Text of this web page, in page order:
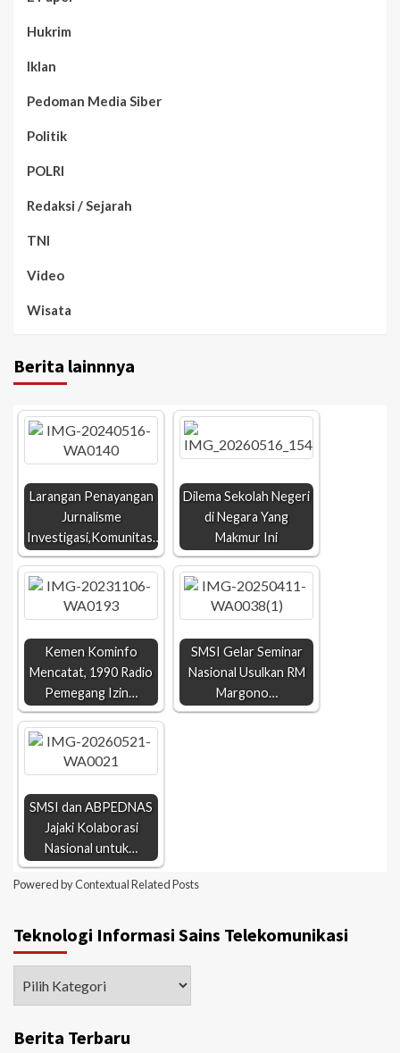
Hukrim
Iklan
Pedoman Media Siber
Politik
POLRI
Redaksi / Sejarah
TNI
Video
Wisata
Berita lainnnya
Larangan Penayangan
Jurnalisme
Investigasi,Komunitas…
Dilema Sekolah Negeri
di Negara Yang
Makmur Ini
Kemen Kominfo
Mencatat, 1990 Radio
Pemegang Izin…
SMSI Gelar Seminar
Nasional Usulkan RM
Margono…
SMSI dan ABPEDNAS
Jajaki Kolaborasi
Nasional untuk…
Powered byContextual Related Posts
Teknologi Informasi Sains Telekomunikasi
Berita Terbaru